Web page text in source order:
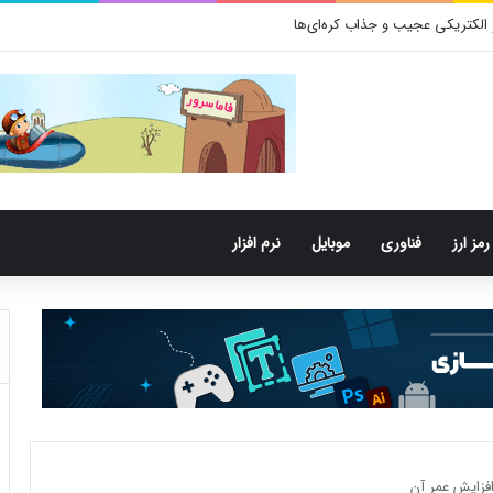
دهان می‌توانند خطر ابتلا به آلزایمر را افزایش دهند
رمز ارز فناوری موبایل نرم افزار
عمر آن